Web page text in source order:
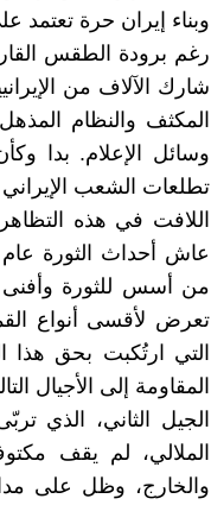
وبناء إيران حرة تعتمد
رغم برودة الطقس
شارك الآلاف من
المكثف والنظام
وسائل الإعلام. بدا
تطلعات الشعب الإيراني
اللافت في هذه
من أسس للثورة وأفنى
تعرض لأقسى أنواع
التي ارتُكبت بحق هذا
المقاومة إلى الأجيال
الجيل الثاني، الذي
الملالي، لم يقف
والخارج، وظل على